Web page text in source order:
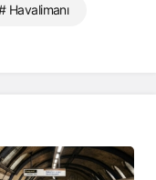
Havalimanı